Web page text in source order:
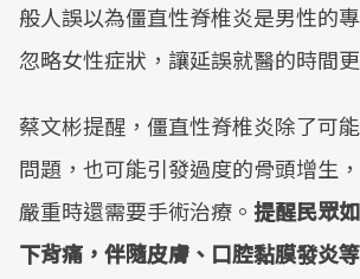
般人誤以為僵直性脊椎炎是男性的
忽略女性症狀，讓延誤就醫的時間更
蔡文彬提醒，僵直性脊椎炎除了可
問題，也可能引發過度的骨頭增生
嚴重時還需要手術治療。 提醒民眾
下背痛，伴隨皮膚、口腔黏膜發炎